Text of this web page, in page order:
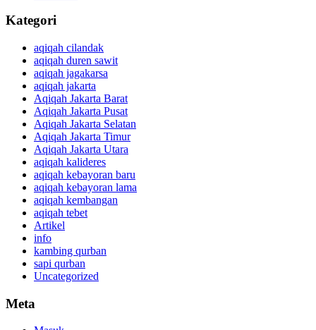
Kategori
aqiqah cilandak
aqiqah duren sawit
aqiqah jagakarsa
aqiqah jakarta
Aqiqah Jakarta Barat
Aqiqah Jakarta Pusat
Aqiqah Jakarta Selatan
Aqiqah Jakarta Timur
Aqiqah Jakarta Utara
aqiqah kalideres
aqiqah kebayoran baru
aqiqah kebayoran lama
aqiqah kembangan
aqiqah tebet
Artikel
info
kambing qurban
sapi qurban
Uncategorized
Meta